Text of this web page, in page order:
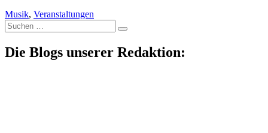
Musik, Veranstaltungen
Suche
nach:
Die Blogs unserer Redaktion: